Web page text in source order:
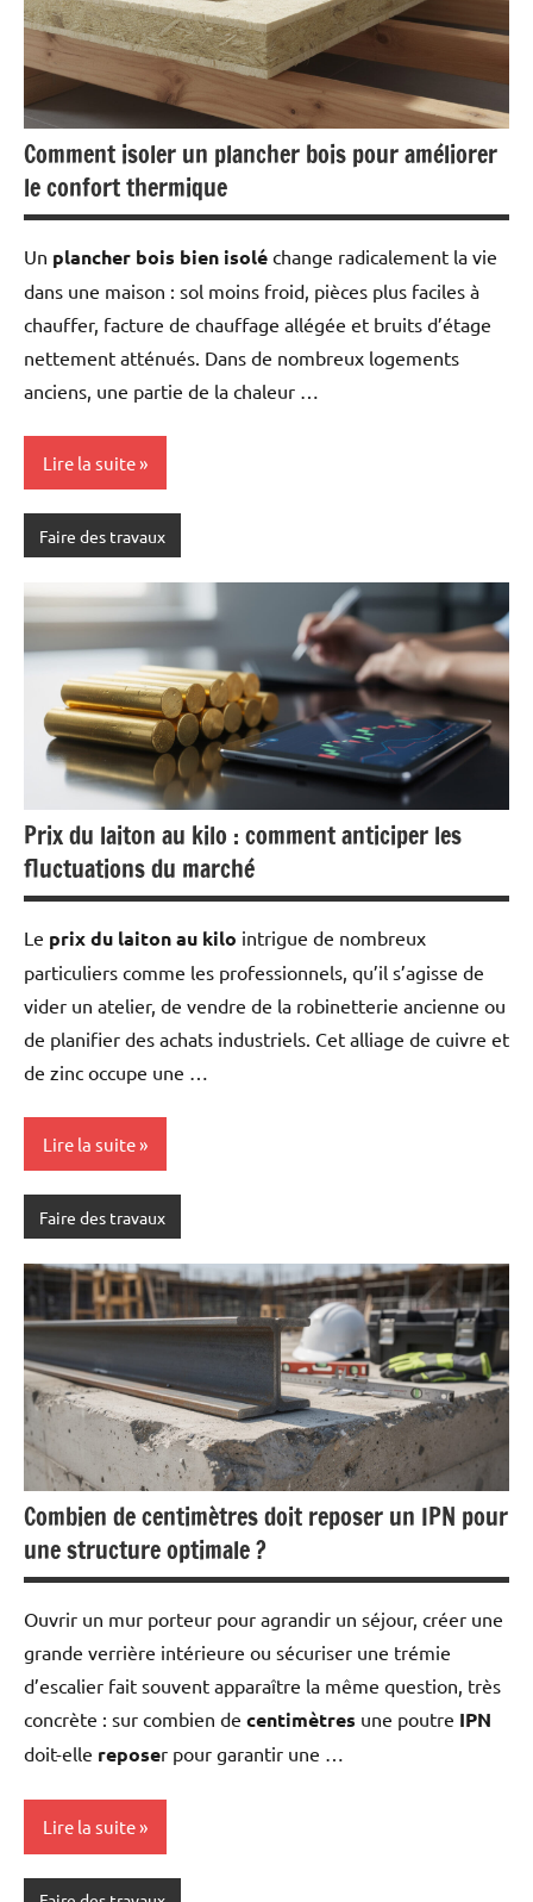
Comment isoler un plancher bois pour améliorer
le confort thermique
Un plancher bois bien isolé change radicalement la vie
dans une maison : sol moins froid, pièces plus faciles à
chauffer, facture de chauffage allégée et bruits d’étage
nettement atténués. Dans de nombreux logements
anciens, une partie de la chaleur …
Lire la suite
Faire des travaux
Prix du laiton au kilo : comment anticiper les
fluctuations du marché
Le prix du laiton au kilo intrigue de nombreux
particuliers comme les professionnels, qu’il s’agisse de
vider un atelier, de vendre de la robinetterie ancienne ou
de planifier des achats industriels. Cet alliage de cuivre et
de zinc occupe une …
Lire la suite
Faire des travaux
Combien de centimètres doit reposer un IPN pour
une structure optimale ?
Ouvrir un mur porteur pour agrandir un séjour, créer une
grande verrière intérieure ou sécuriser une trémie
d’escalier fait souvent apparaître la même question, très
concrète : sur combien de centimètres une poutre IPN
doit-elle reposer pour garantir une …
Lire la suite